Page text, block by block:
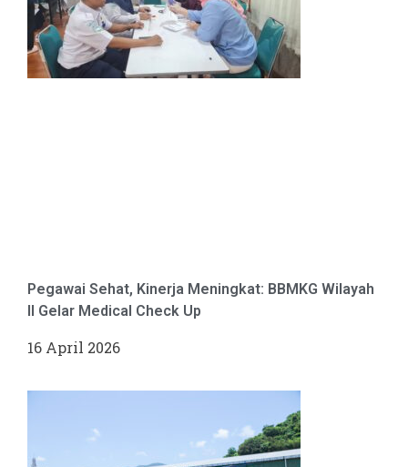
Pegawai Sehat, Kinerja Meningkat: BBMKG Wilayah
II Gelar Medical Check Up
16 April 2026